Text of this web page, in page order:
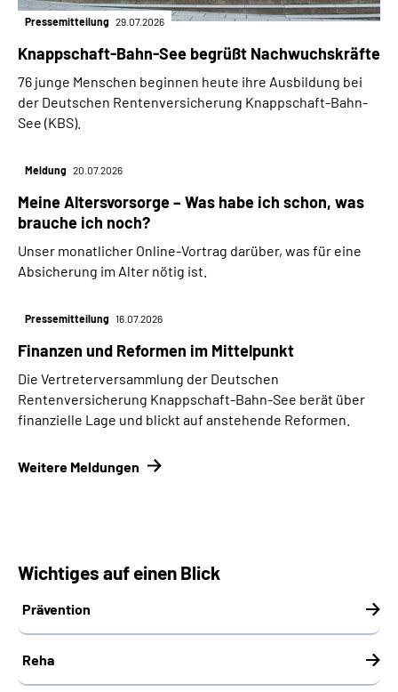
Pressemitteilung 29.07.2026
Knappschaft-Bahn-See begrüßt Nachwuchskräfte
76 junge Menschen beginnen heute ihre Ausbildung bei
der Deutschen Rentenversicherung Knappschaft-Bahn-
See (KBS).
Meldung 20.07.2026
Meine Altersvorsorge – Was habe ich schon, was
brauche ich noch?
Unser monatlicher Online-Vortrag darüber, was für eine
Absicherung im Alter nötig ist.
Pressemitteilung 16.07.2026
Finanzen und Reformen im Mittelpunkt
Die Vertreterversammlung der Deutschen
Rentenversicherung Knappschaft-Bahn-See berät über
finanzielle Lage und blickt auf anstehende Reformen.
Weitere Meldungen
Wichtiges auf einen Blick
Prävention
Reha